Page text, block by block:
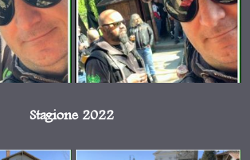
Stagione 2022